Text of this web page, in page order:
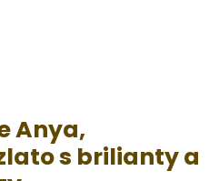
Anya,
s brilianty a